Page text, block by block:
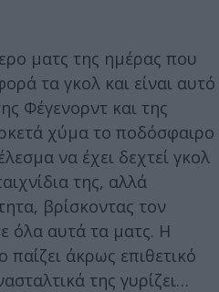
ματς της ημέρας που
τα γκολ και είναι αυτό
Φέγενορντ και της
χύμα το ποδόσφαιρο
να έχει δεχτεί γκολ
της, αλλά
βρίσκοντας τον
όλα αυτά τα ματς. Η
άκρως επιθετικό
της γυρίζει…